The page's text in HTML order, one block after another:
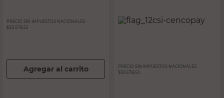
PRECIO SIN IMPUESTOS NACIONALES:
$30.578,52
Agregar al carrito
PRECIO SIN IMPUESTOS NACIONALES:
$30.578,52